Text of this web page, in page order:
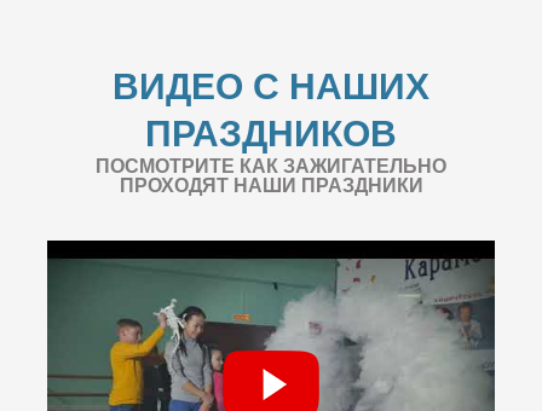
ВИДЕО С НАШИХ
ПРАЗДНИКОВ
ПОСМОТРИТЕ КАК ЗАЖИГАТЕЛЬНО
ПРОХОДЯТ НАШИ ПРАЗДНИКИ